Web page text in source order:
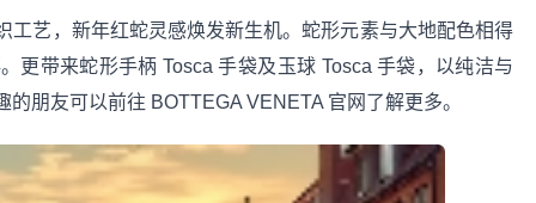
工艺，新年红蛇灵感焕发新生机。蛇形元素与大地配色相得
更带来蛇形手柄 Tosca 手袋及玉球 Tosca 手袋，以纯洁与
朋友可以前往 BOTTEGA VENETA 官网了解更多。